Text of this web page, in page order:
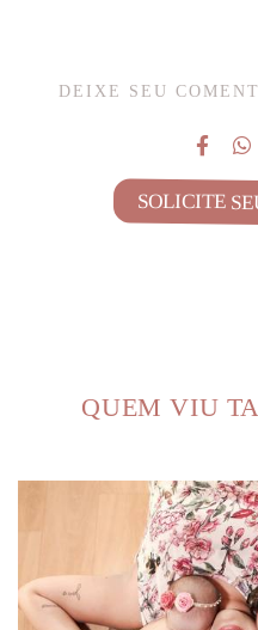
DEIXE SEU
SOLICITE
QUEM VIU